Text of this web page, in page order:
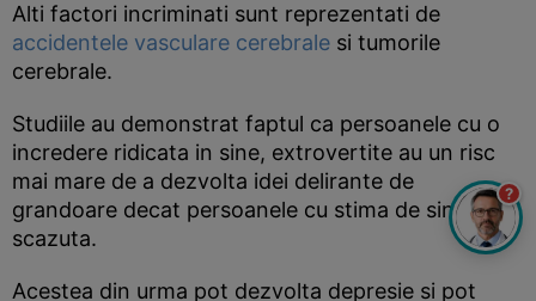
Alti factori incriminati sunt reprezentati de
accidentele vasculare cerebrale si tumorile
cerebrale.
Studiile au demonstrat faptul ca persoanele cu o
incredere ridicata in sine, extrovertite au un risc
mai mare de a dezvolta idei delirante de
grandoare decat persoanele cu stima de sine
scazuta.
Acestea din urma pot dezvolta depresie si pot
?